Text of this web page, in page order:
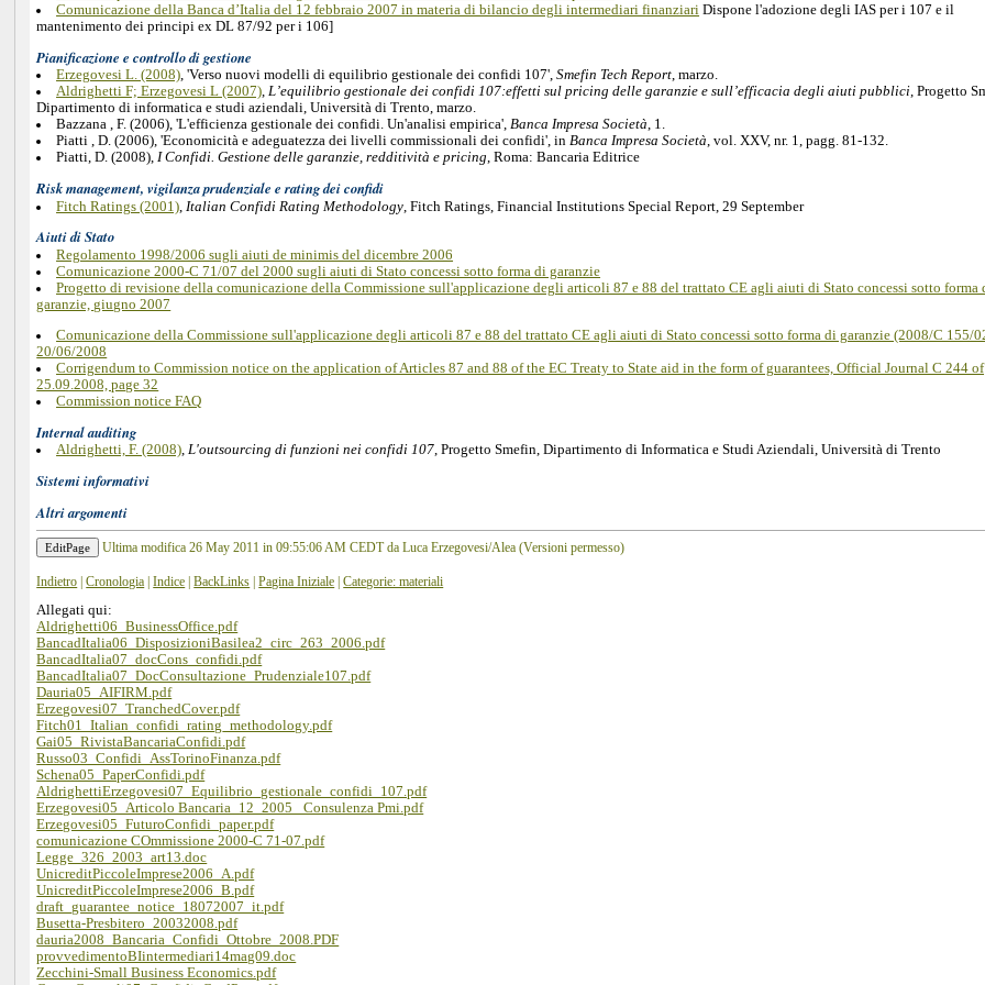
Comunicazione della Banca d’Italia del 12 febbraio 2007 in materia di bilancio degli intermediari finanziari Dispone l'adozione degli IAS per i 107 e il
mantenimento dei principi ex DL 87/92 per i 106]
Pianificazione e controllo di gestione
Erzegovesi L. (2008), 'Verso nuovi modelli di equilibrio gestionale dei confidi 107',Smefin Tech Report, marzo.
Aldrighetti F; Erzegovesi L (2007),L’equilibrio gestionale dei confidi 107:effetti sul pricing delle garanzie e sull’efficacia degli aiuti pubblici, Progetto
Dipartimento di informatica e studi aziendali, Università di Trento, marzo.
Bazzana , F. (2006), 'L'efficienza gestionale dei confidi. Un'analisi empirica',Banca Impresa Società, 1.
Piatti , D. (2006), 'Economicità e adeguatezza dei livelli commissionali dei confidi', inBanca Impresa Società, vol. XXV, nr. 1, pagg. 81-132.
Piatti, D. (2008),I Confidi. Gestione delle garanzie, redditività e pricing, Roma: Bancaria Editrice
Risk management, vigilanza prudenziale e rating dei confidi
Fitch Ratings (2001) Italian Confidi Rating Methodology , Fitch Ratings, Financial Institutions Special Report, 29 September
Aiuti di Stato
Regolamento 1998/2006 sugli aiuti de minimis del dicembre 2006
Comunicazione 2000-C 71/07 del 2000 sugli aiuti di Stato concessi sotto forma di garanzie
Progetto di revisione della comunicazione della Commissione sull'applicazione degli articoli 87 e 88 del trattato CE agli aiuti di Stato concessi sotto forma
garanzie, giugno 2007
Comunicazione della Commissione sull'applicazione degli articoli 87 e 88 del trattato CE agli aiuti di Stato concessi sotto forma di garanzie (2008/C 155/
20/06/2008
Corrigendum to Commission notice on the application of Articles 87 and 88 of the EC Treaty to State aid in the form of guarantees, Official Journal C 244 of
25.09.2008, page 32
Commission notice FAQ
Internal auditing
Aldrighetti, F. (2008),L'outsourcing di funzioni nei confidi 107, Progetto Smefin, Dipartimento di Informatica e Studi Aziendali, Università di Trento
Sistemi informativi
Altri argomenti
Ultima modifica 26 May 2011in 09:55:06 AM CEDTda Luca Erzegovesi/Alea (Versioni permesso)
Indietro |Cronologia |Indice |BackLinks |Pagina Iniziale |Categorie: materiali
Allegati qui:
Aldrighetti06_BusinessOffice.pdf
BancadItalia06_DisposizioniBasilea2_circ_263_2006.pdf
BancadItalia07_docCons_confidi.pdf
BancadItalia07_DocConsultazione_Prudenziale107.pdf
Dauria05_AIFIRM.pdf
Erzegovesi07_TranchedCover.pdf
Fitch01_Italian_confidi_rating_methodology.pdf
Gai05_RivistaBancariaConfidi.pdf
Russo03_Confidi_AssTorinoFinanza.pdf
Schena05_PaperConfidi.pdf
AldrighettiErzegovesi07_Equilibrio_gestionale_confidi_107.pdf
Erzegovesi05_Articolo Bancaria_12_2005 _Consulenza Pmi.pdf
Erzegovesi05_FuturoConfidi_paper.pdf
comunicazione COmmissione 2000-C 71-07.pdf
Legge_326_2003_art13.doc
UnicreditPiccoleImprese2006_A.pdf
UnicreditPiccoleImprese2006_B.pdf
draft_guarantee_notice_18072007_it.pdf
Busetta-Presbitero_20032008.pdf
dauria2008_Bancaria_Confidi_Ottobre_2008.PDF
provvedimentoBIintermediari14mag09.doc
Zecchini-Small Business Economics.pdf